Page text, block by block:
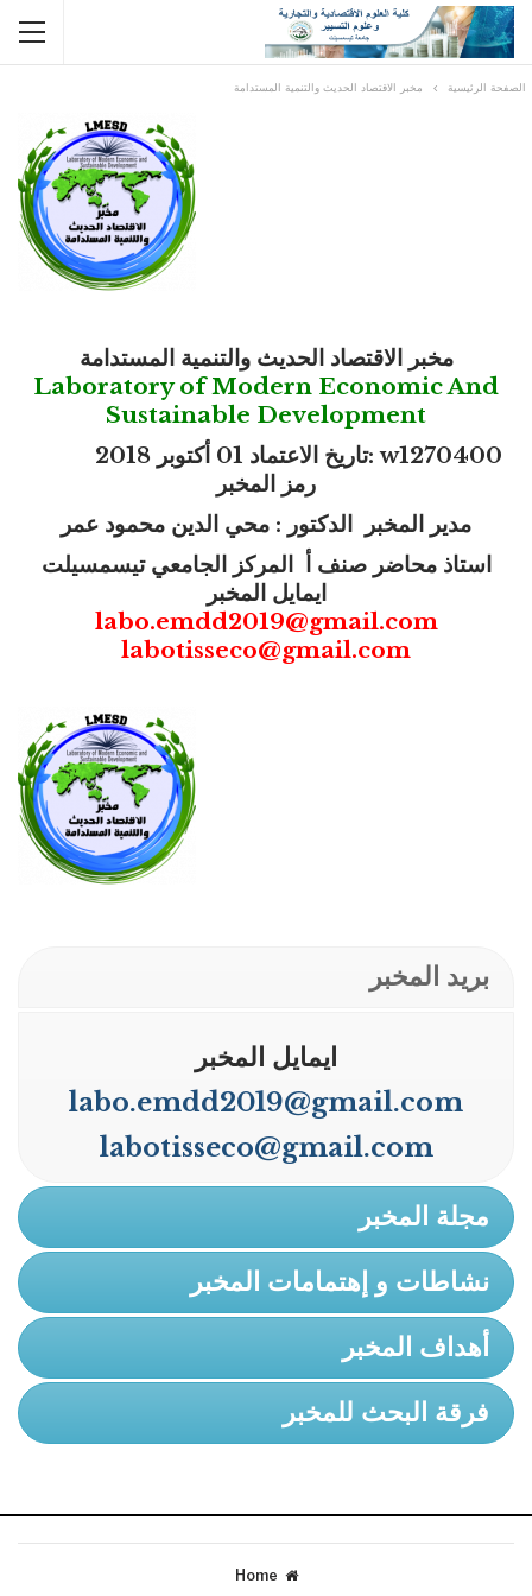
الصفحة الرئيسية مخبر الاقتصاد الحديث والتنمية المستدامة
مخبر الاقتصاد الحديث والتنمية المستدامة
Laboratory of Modern Economic And
Sustainable Development
رمز المخبر
مدير المخبر الدكتور : محي الدين محمود عمر
استاذ محاضر صنف أ المركز الجامعي تيسمسيلت
ايمايل المخبر
labo.emdd2019@gmail.com
labotisseco@gmail.com
بريد المخبر
ايمايل المخبر
labo.emdd2019@gmail.com
labotisseco@gmail.com
مجلة المخبر
نشاطات و إهتمامات المخبر
أهداف المخبر
فرقة البحث للمخبر
Home